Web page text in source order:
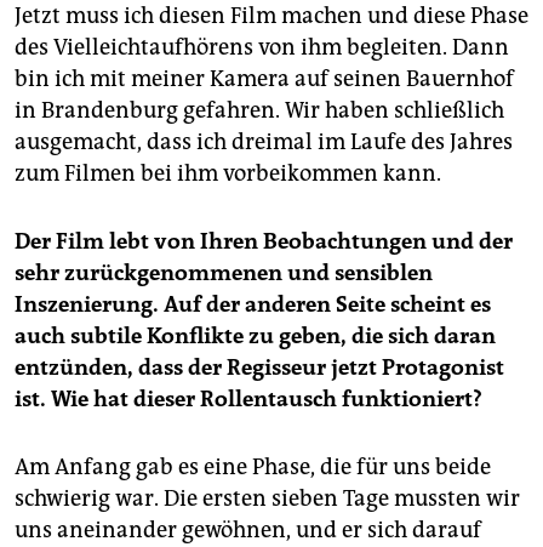
Jetzt muss ich diesen Film machen und diese Phase
des Vielleichtaufhörens von ihm begleiten. Dann
bin ich mit meiner Kamera auf seinen Bauernhof
in Brandenburg gefahren. Wir haben schließlich
ausgemacht, dass ich dreimal im Laufe des Jahres
zum Filmen bei ihm vorbeikommen kann.
Der Film lebt von Ihren Beobachtungen und der
sehr zurückgenommenen und sensiblen
Inszenierung. Auf der anderen Seite scheint es
auch subtile Konflikte zu geben, die sich daran
entzünden, dass der Regisseur jetzt Protagonist
ist. Wie hat dieser Rollentausch funktioniert?
Am Anfang gab es eine Phase, die für uns beide
schwierig war. Die ersten sieben Tage mussten wir
uns aneinander gewöhnen, und er sich darauf